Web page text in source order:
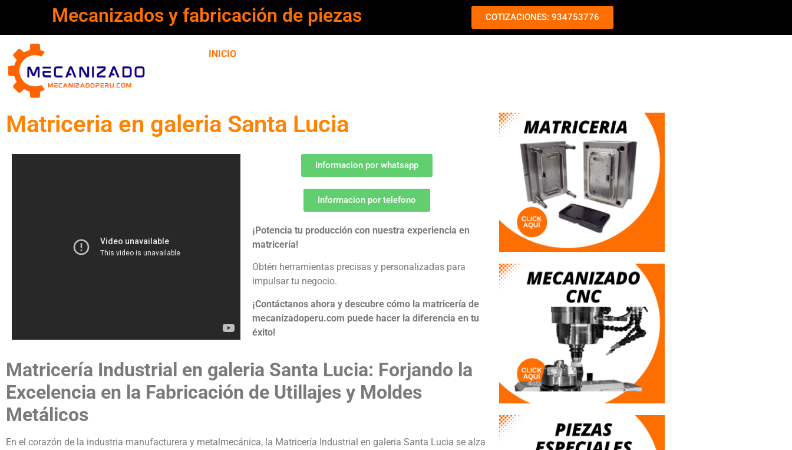
Mecanizados y fabricación de piezas COTIZACIONES: 934753776
INICIO
Matriceria en galeria Santa Lucia
Informacion por whatsapp
Informacion por telefono
¡Potencia tu producción con nuestra experiencia en
matricería!
Obtén herramientas precisas y personalizadas para
impulsar tu negocio.
¡Contáctanos ahora y descubre cómo la matricería de
mecanizadoperu.com puede hacer la diferencia en tu
éxito!
Matricería Industrial en galeria Santa Lucia: Forjando la
Excelencia en la Fabricación de Utillajes y Moldes
Metálicos
En el corazón de la industria manufacturera y metalmecánica, la Matricería Industrial en galeria Santa Lucia se alza